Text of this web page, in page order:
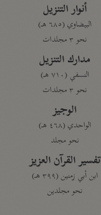
أنوار التنزيل
البيضاوي (٦٨٥ هـ)
نحو ٣ مجلدات
مدارك التنزيل
النسفي (٧١٠ هـ)
نحو ٣ مجلدات
الوجيز
الواحدي (٤٦٨ هـ)
نحو مجلد
تفسير القرآن العزيز
ابن أبي زمنين (٣٩٩ هـ)
نحو مجلدين